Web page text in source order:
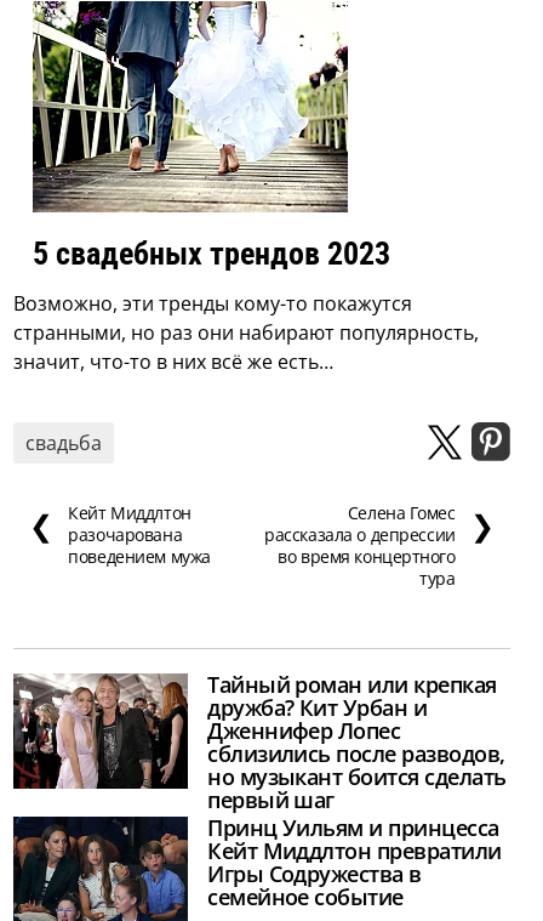
5 свадебных трендов 2023
Возможно, эти тренды кому-то покажутся
странными, но раз они набирают популярность,
значит, что-то в них всё же есть…
свадьба
❮
Кейт Миддлтон
разочарована
поведением мужа
Селена Гомес
рассказала о депрессии
во время концертного
тура
❯
Тайный роман или крепкая
дружба? Кит Урбан и
Дженнифер Лопес
сблизились после разводов,
но музыкант боится сделать
первый шаг
Принц Уильям и принцесса
Кейт Миддлтон превратили
Игры Содружества в
семейное событие